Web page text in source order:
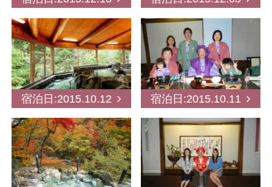
宿泊日:2015.10.12 宿泊日:2015.10.11